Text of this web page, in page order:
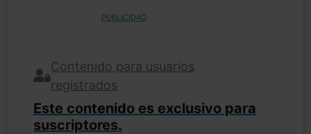
PUBLICIDAD
Contenido para usuarios
registrados
Este contenido es exclusivo para
suscriptores.